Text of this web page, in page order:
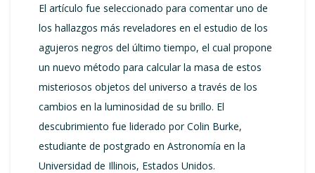
El artículo fue seleccionado para comentar uno de
los hallazgos más reveladores en el estudio de los
agujeros negros del último tiempo, el cual propone
un nuevo método para calcular la masa de estos
misteriosos objetos del universo a través de los
cambios en la luminosidad de su brillo. El
descubrimiento fue liderado por Colin Burke,
estudiante de postgrado en Astronomía en la
Universidad de Illinois, Estados Unidos.